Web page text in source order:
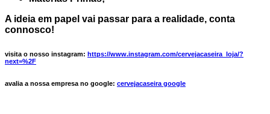
A ideia em papel vai passar para a realidade, conta
connosco!
visita o nosso instagram: https://www.instagram.com/cervejacaseira_loja/?
next=%2F
avalia a nossa empresa no google: cervejacaseira google